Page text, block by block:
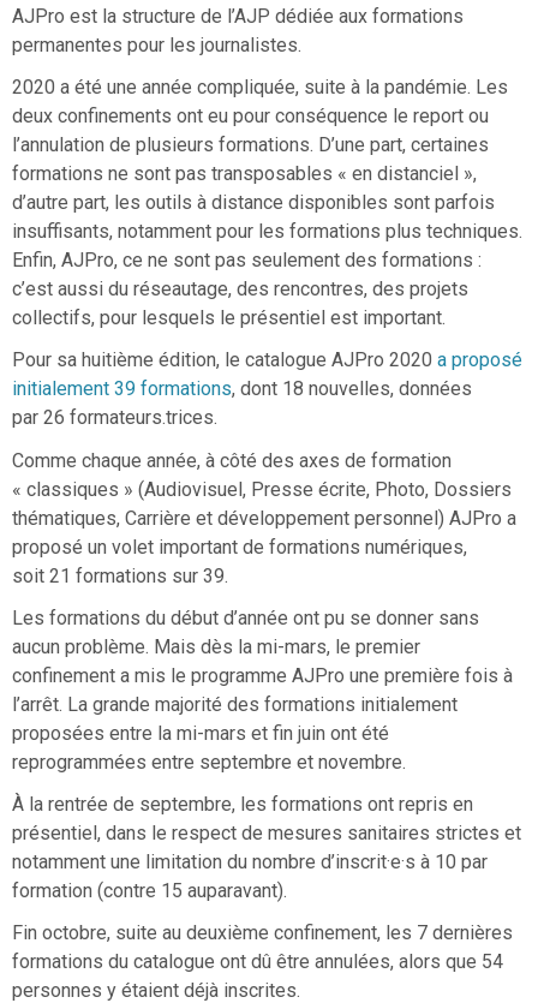
AJPro est la structure de l’AJP dédiée aux formations
permanentes pour les journalistes.
2020 a été une année compliquée, suite à la pandémie. Les
deux confinements ont eu pour conséquence le report ou
l’annulation de plusieurs formations. D’une part, certaines
formations ne sont pas transposables « en distanciel »,
d’autre part, les outils à distance disponibles sont parfois
insuffisants, notamment pour les formations plus techniques.
Enfin, AJPro, ce ne sont pas seulement des formations :
c’est aussi du réseautage, des rencontres, des projets
collectifs, pour lesquels le présentiel est important.
Pour sa huitième édition, le catalogue AJPro 2020 a proposé
initialement 39 formations, dont 18 nouvelles, données
par 26 formateurs.trices.
Comme chaque année, à côté des axes de formation
« classiques » (Audiovisuel, Presse écrite, Photo, Dossiers
thématiques, Carrière et développement personnel) AJPro a
proposé un volet important de formations numériques,
soit 21 formations sur 39.
Les formations du début d’année ont pu se donner sans
aucun problème. Mais dès la mi-mars, le premier
confinement a mis le programme AJPro une première fois à
l’arrêt. La grande majorité des formations initialement
proposées entre la mi-mars et fin juin ont été
reprogrammées entre septembre et novembre.
À la rentrée de septembre, les formations ont repris en
présentiel, dans le respect de mesures sanitaires strictes et
notamment une limitation du nombre d’inscrit·e·s à 10 par
formation (contre 15 auparavant).
Fin octobre, suite au deuxième confinement, les 7 dernières
formations du catalogue ont dû être annulées, alors que 54
personnes y étaient déjà inscrites.